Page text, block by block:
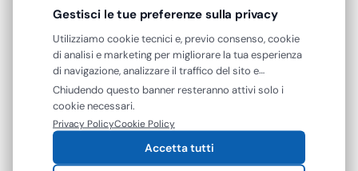
tovaglie in carta, varianti
TNT, da scegliere in base
a formato del tavolo, tipo
di servizio, livello
estetico richiesto e
frequenza di ricambio.
doppio turno conviene
Leggi tutto
Quando conviene
usare un
coprimacchia
invece della
tovaglia intera?
Quali norme
verificare per
Gestisci le tue preferenze sulla privacy
Utilizziamo cookie tecnici e, previo consenso, cookie
di analisi e marketing per migliorare la tua esperienza
di navigazione, analizzare il traffico del sito e
mostrarti contenuti e pubblicità personalizzati. Puoi
accettare tutti i cookie oppure gestire le tue
preferenze. Puoi modificare o revocare il consenso in
qualsiasi momento.
Chiudendo questo banner resteranno attivi solo i
cookie necessari.
Privacy PolicyCookie Policy
Accetta tutti